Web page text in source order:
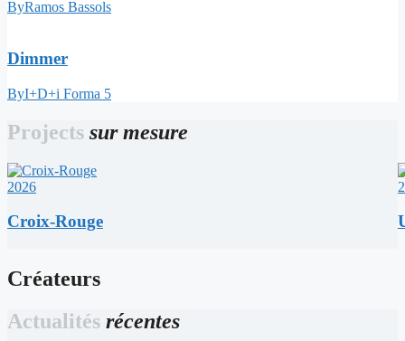
ByRamos Bassols
Dimmer
ByI+D+i Forma 5
Projects sur mesure
2026
Croix-Rouge
Créateurs
Actualités récentes